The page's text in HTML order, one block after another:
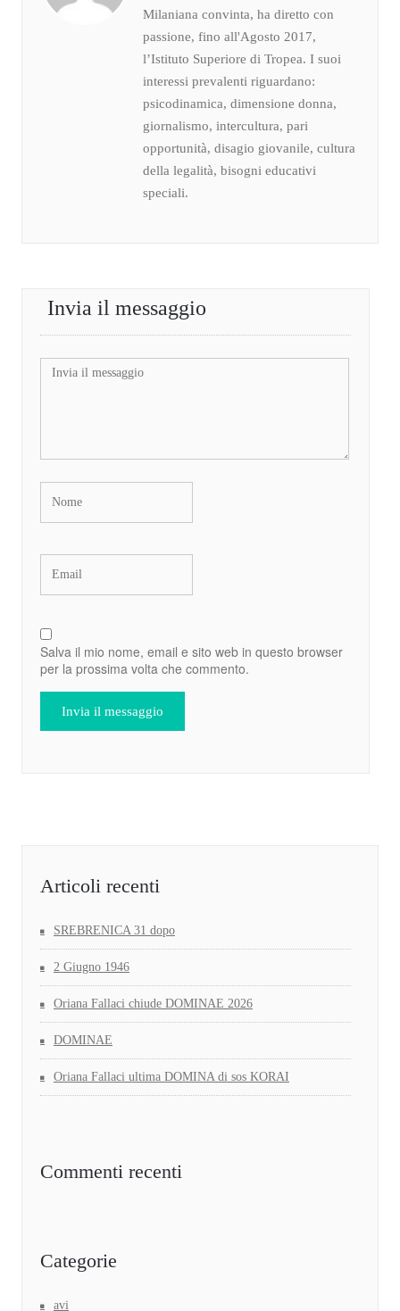
Milaniana convinta, ha diretto con
passione, fino all'Agosto 2017,
l’Istituto Superiore di Tropea. I suoi
interessi prevalenti riguardano:
psicodinamica, dimensione donna,
giornalismo, intercultura, pari
opportunità, disagio giovanile, cultura
della legalità, bisogni educativi
speciali.
Invia il messaggio
Salva il mio nome, email e sito web in questo browser
per la prossima volta che commento.
Articoli recenti
SREBRENICA 31 dopo
2 Giugno 1946
Oriana Fallaci chiude DOMINAE 2026
DOMINAE
Oriana Fallaci ultima DOMINA di sos KORAI
Commenti recenti
Categorie
avi